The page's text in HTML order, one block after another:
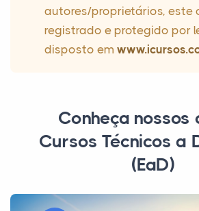
autores/proprietários, este
registrado e protegido por
disposto em
Conheça nossos
Cursos Técnicos a
(EaD)